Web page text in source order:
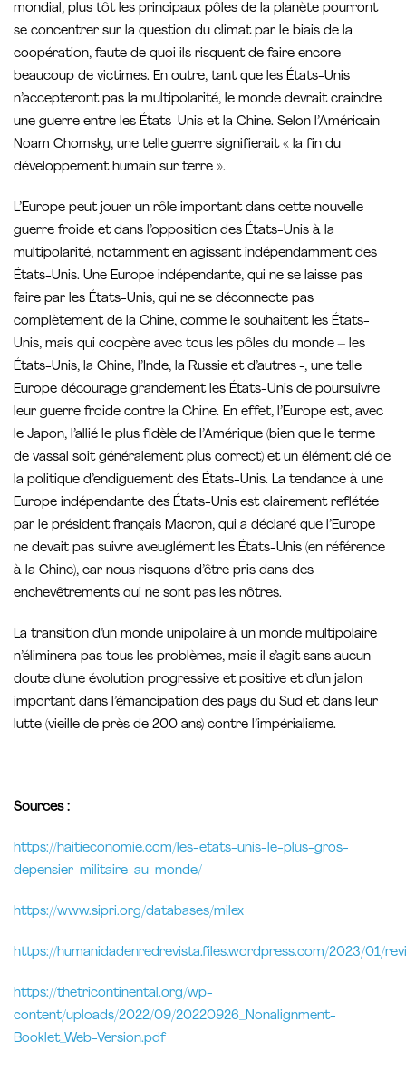
mondial, plus tôt les principaux pôles de la planète pourront
se concentrer sur la question du climat par le biais de la
coopération, faute de quoi ils risquent de faire encore
beaucoup de victimes. En outre, tant que les États-Unis
n’accepteront pas la multipolarité, le monde devrait craindre
une guerre entre les États-Unis et la Chine. Selon l’Américain
Noam Chomsky, une telle guerre signifierait « la fin du
développement humain sur terre ».
L’Europe peut jouer un rôle important dans cette nouvelle
guerre froide et dans l’opposition des États-Unis à la
multipolarité, notamment en agissant indépendamment des
États-Unis. Une Europe indépendante, qui ne se laisse pas
faire par les États-Unis, qui ne se déconnecte pas
complètement de la Chine, comme le souhaitent les États-
Unis, mais qui coopère avec tous les pôles du monde – les
États-Unis, la Chine, l’Inde, la Russie et d’autres -, une telle
Europe décourage grandement les États-Unis de poursuivre
leur guerre froide contre la Chine. En effet, l’Europe est, avec
le Japon, l’allié le plus fidèle de l’Amérique (bien que le terme
de vassal soit généralement plus correct) et un élément clé de
la politique d’endiguement des États-Unis. La tendance à une
Europe indépendante des États-Unis est clairement reflétée
par le président français Macron, qui a déclaré que l’Europe
ne devait pas suivre aveuglément les États-Unis (en référence
à la Chine), car nous risquons d’être pris dans des
enchevêtrements qui ne sont pas les nôtres.
La transition d’un monde unipolaire à un monde multipolaire
n’éliminera pas tous les problèmes, mais il s’agit sans aucun
doute d’une évolution progressive et positive et d’un jalon
important dans l’émancipation des pays du Sud et dans leur
lutte (vieille de près de 200 ans) contre l’impérialisme.
Sources :
https://haitieconomie.com/les-etats-unis-le-plus-gros-
depensier-militaire-au-monde/
https://www.sipri.org/databases/milex
https://humanidadenredrevista.files.wordpress.com/2023/01/
https://thetricontinental.org/wp-
content/uploads/2022/09/20220926_Nonalignment-
Booklet_Web-Version.pdf